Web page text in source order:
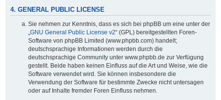
4. GENERAL PUBLIC LICENSE
Sie nehmen zur Kenntnis, dass es sich bei phpBB um eine unter der
„GNU General Public License v2“ (GPL) bereitgestellten Foren-
Software von phpBB Limited (www.phpbb.com) handelt;
deutschsprachige Informationen werden durch die
deutschsprachige Community unter www.phpbb.de zur Verfügung
gestellt. Beide haben keinen Einfluss auf die Art und Weise, wie die
Software verwendet wird. Sie können insbesondere die
Verwendung der Software für bestimmte Zwecke nicht untersagen
oder auf Inhalte fremder Foren Einfluss nehmen.